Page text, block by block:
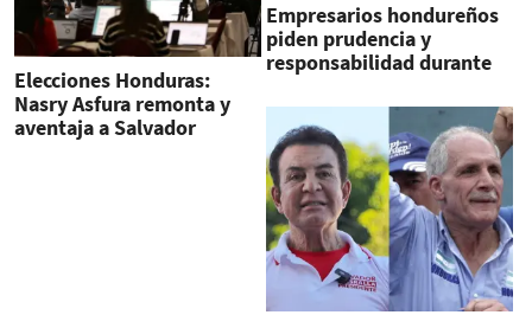
Elecciones Honduras:
Nasry Asfura remonta y
aventaja a Salvador
Empresarios hondureños
piden prudencia y
responsabilidad durante